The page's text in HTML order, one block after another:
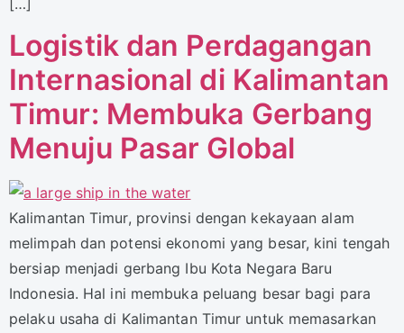
[…]
Logistik dan Perdagangan
Internasional di Kalimantan
Timur: Membuka Gerbang
Menuju Pasar Global
Kalimantan Timur, provinsi dengan kekayaan alam
melimpah dan potensi ekonomi yang besar, kini tengah
bersiap menjadi gerbang Ibu Kota Negara Baru
Indonesia. Hal ini membuka peluang besar bagi para
pelaku usaha di Kalimantan Timur untuk memasarkan